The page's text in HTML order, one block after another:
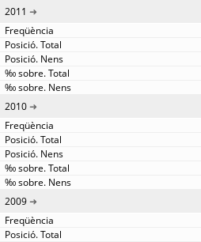
2011
2010
2009